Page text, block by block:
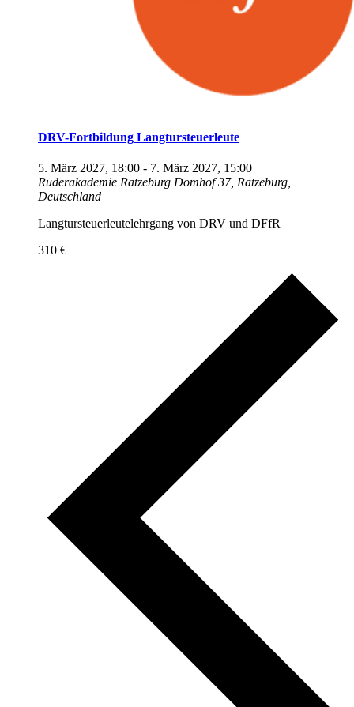
DRV-Fortbildung Langtursteuerleute
5. März 2027, 18:00 - 7. März 2027, 15:00
Ruderakademie Ratzeburg Domhof 37, Ratzeburg,
Deutschland
Langtursteuerleutelehrgang von DRV und DFfR
310 €